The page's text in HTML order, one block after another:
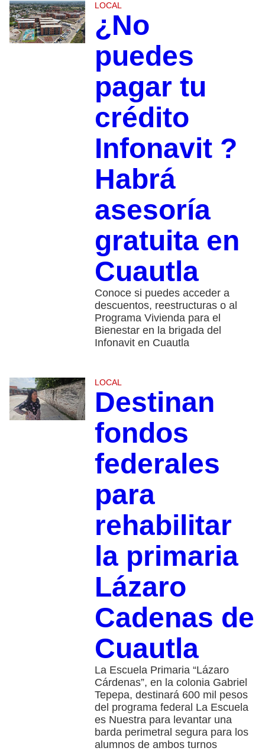
LOCAL
¿No
puedes
pagar tu
crédito
Infonavit ?
Habrá
asesoría
gratuita en
Cuautla
Conoce si puedes acceder a
descuentos, reestructuras o al
Programa Vivienda para el
Bienestar en la brigada del
Infonavit en Cuautla
LOCAL
Destinan
fondos
federales
para
rehabilitar
la primaria
Lázaro
Cadenas de
Cuautla
La Escuela Primaria “Lázaro
Cárdenas”, en la colonia Gabriel
Tepepa, destinará 600 mil pesos
del programa federal La Escuela
es Nuestra para levantar una
barda perimetral segura para los
alumnos de ambos turnos